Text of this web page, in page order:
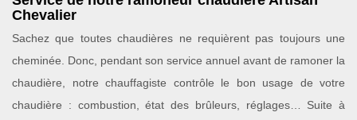
Chevalier
Sachez que toutes chaudières ne requièrent pas toujours une
cheminée. Donc, pendant son service annuel avant de ramoner la
chaudière, notre chauffagiste contrôle le bon usage de votre
chaudière : combustion, état des brûleurs, réglages… Suite à